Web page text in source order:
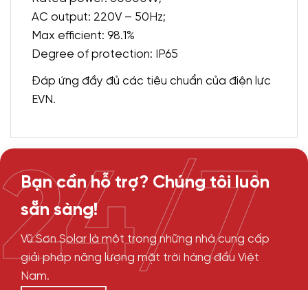
AC output: 220V – 50Hz;
Max efficient: 98.1%
Degree of protection: IP65
Đáp ứng đầy đủ các tiêu chuẩn của điện lực
EVN.
Bạn cần hỗ trợ? Chúng tôi luôn
sẵn sàng!
Vũ Sơn Solar là một trong những nhà cung cấp
giải pháp năng lượng mặt trời hàng đầu Việt
Nam.
24/7